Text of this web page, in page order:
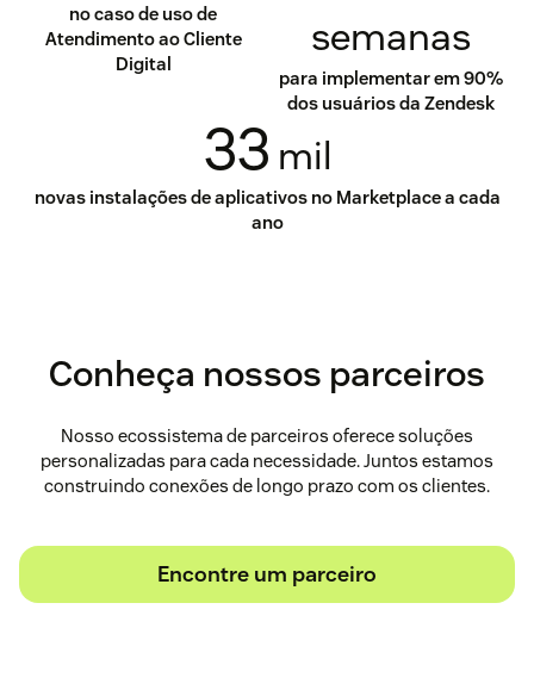
no caso de uso de
Atendimento ao Cliente
Digital
semanas
para implementar em 90%
dos usuários da Zendesk
33 mil
novas instalações de aplicativos no Marketplace a cada
ano
Conheça nossos parceiros
Nosso ecossistema de parceiros oferece soluções
personalizadas para cada necessidade. Juntos estamos
construindo conexões de longo prazo com os clientes.
Encontre um parceiro